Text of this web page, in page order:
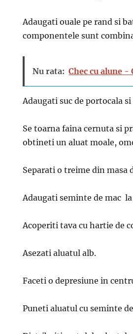
Adaugati ouale pe rand si
componentele sunt
Nu rata: Chec cu alune
Adaugati suc de portocala
Se toarna faina cernuta si
obtineti un aluat moale,
Separati o treime din masa
Adaugati seminte de mac
Acoperiti tava cu hartie de
Asezati aluatul alb.
Faceti o depresiune in
Puneti aluatul cu seminte